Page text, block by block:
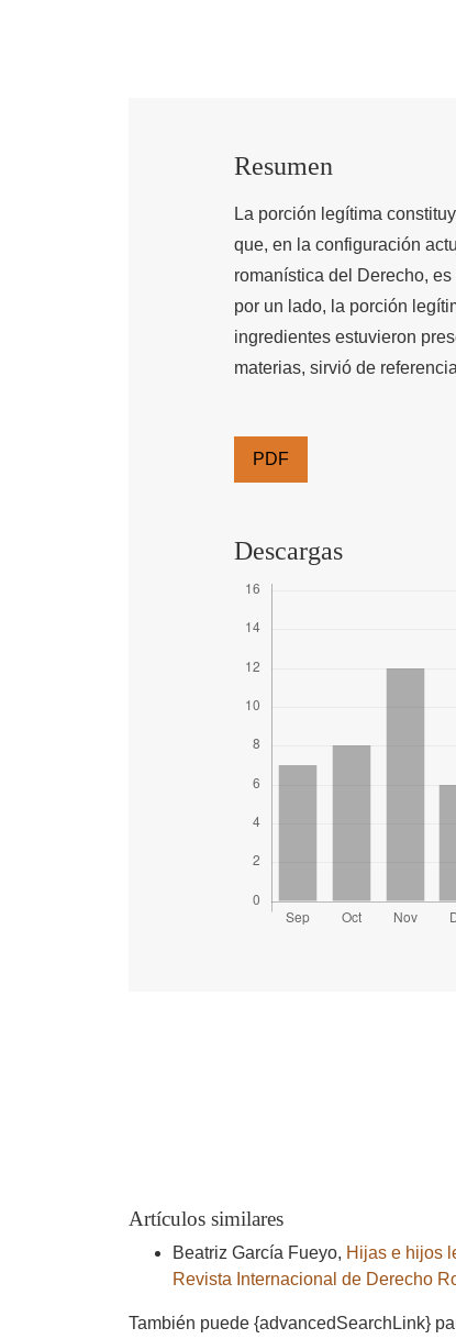
Resumen
La porción legítima
que, en la configuración
romanística del Derecho,
por un lado, la porción
ingredientes estuvieron
materias, sirvió de
PDF
Descargas
Artículos similares
Beatriz García Fueyo, Hijas e hijos
Revista Internacional de Derecho
También puede {advancedSearchLink}